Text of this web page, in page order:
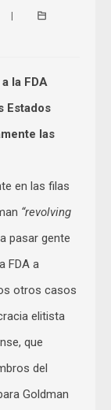
la FDA
Estados
las
en las filas
“revolving
pasar gente
FDA a
otros casos
elitista
que
del
Goldman